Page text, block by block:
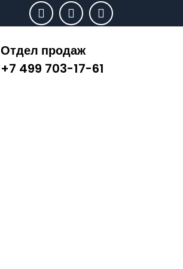
Отдел продаж
+7 499 703-17-61